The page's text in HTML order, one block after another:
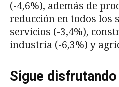
(-4,6%), además de
reducción en todos los
servicios (-3,4%),
industria (-6,3%) y
Sigue